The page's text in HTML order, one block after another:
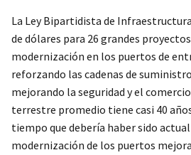
La Ley Bipartidista de
de dólares para 26 grandes
modernización en los puertos de
reforzando las cadenas de
mejorando la seguridad y el
terrestre promedio tiene casi 40
tiempo que debería haber sido
modernización de los puertos